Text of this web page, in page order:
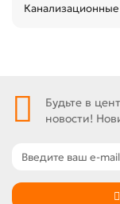
Будьте в
новости!